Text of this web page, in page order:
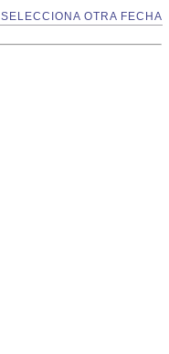
SELECCIONA OTRA FECHA